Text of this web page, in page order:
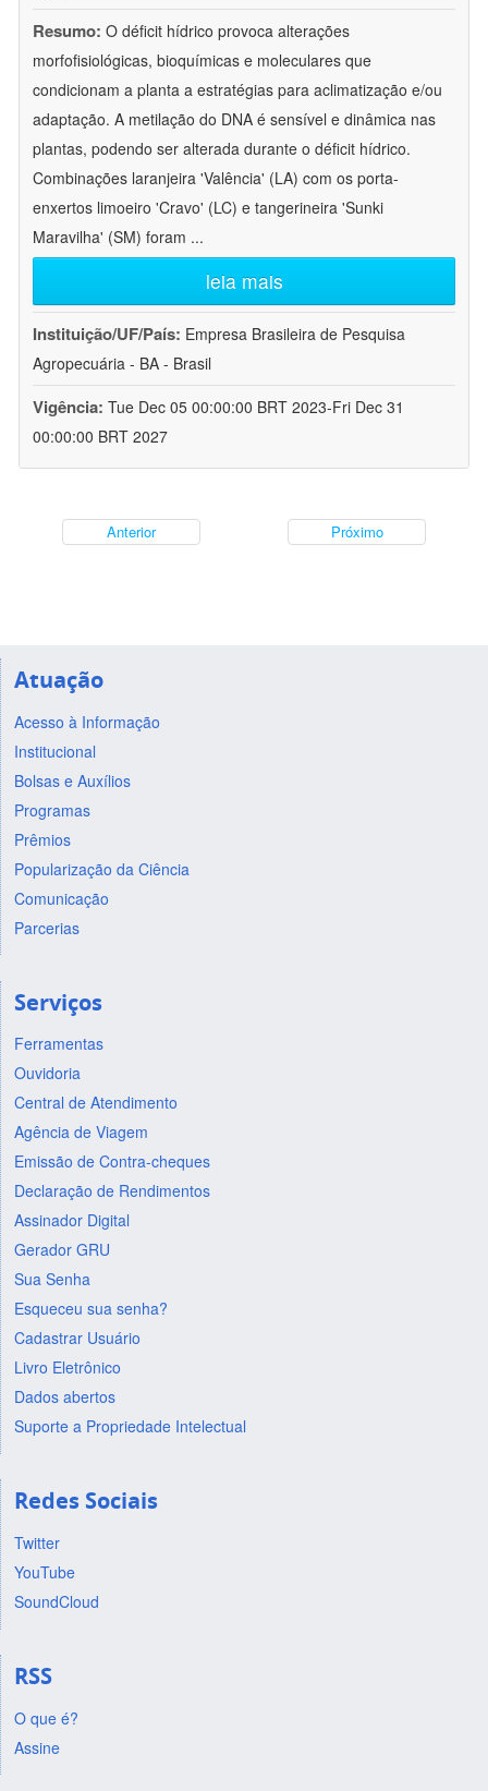
Resumo: O déficit hídrico provoca alterações
morfofisiológicas, bioquímicas e moleculares que
condicionam a planta a estratégias para aclimatização e/ou
adaptação. A metilação do DNA é sensível e dinâmica nas
plantas, podendo ser alterada durante o déficit hídrico.
Combinações laranjeira 'Valência' (LA) com os porta-
enxertos limoeiro 'Cravo' (LC) e tangerineira 'Sunki
Maravilha' (SM) foram ...
leia mais
Instituição/UF/País: Empresa Brasileira de Pesquisa
Agropecuária - BA - Brasil
Vigência: Tue Dec 05 00:00:00 BRT 2023-Fri Dec 31
00:00:00 BRT 2027
Anterior Próximo
Atuação
Acesso à Informação
Institucional
Bolsas e Auxílios
Programas
Prêmios
Popularização da Ciência
Comunicação
Parcerias
Serviços
Ferramentas
Ouvidoria
Central de Atendimento
Agência de Viagem
Emissão de Contra-cheques
Declaração de Rendimentos
Assinador Digital
Gerador GRU
Sua Senha
Esqueceu sua senha?
Cadastrar Usuário
Livro Eletrônico
Dados abertos
Suporte a Propriedade Intelectual
Redes Sociais
Twitter
YouTube
SoundCloud
RSS
O que é?
Assine